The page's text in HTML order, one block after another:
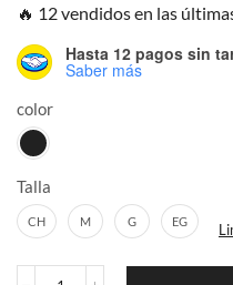
🔥 12 vendidos en las
Hasta 12 pagos sin
Saber más
color
Talla
CH M G EG